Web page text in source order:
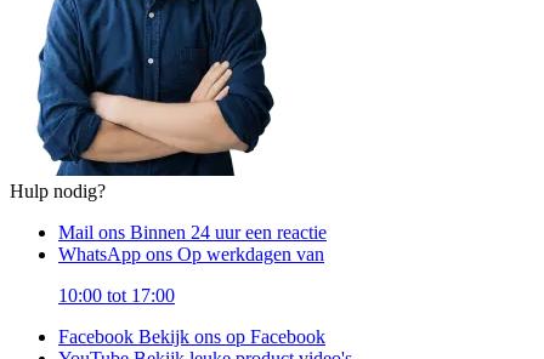
Hulp nodig?
Mail ons Binnen 24 uur een reactie
WhatsApp ons Op werkdagen van
10:00 tot 17:00
Facebook Bekijk ons op Facebook